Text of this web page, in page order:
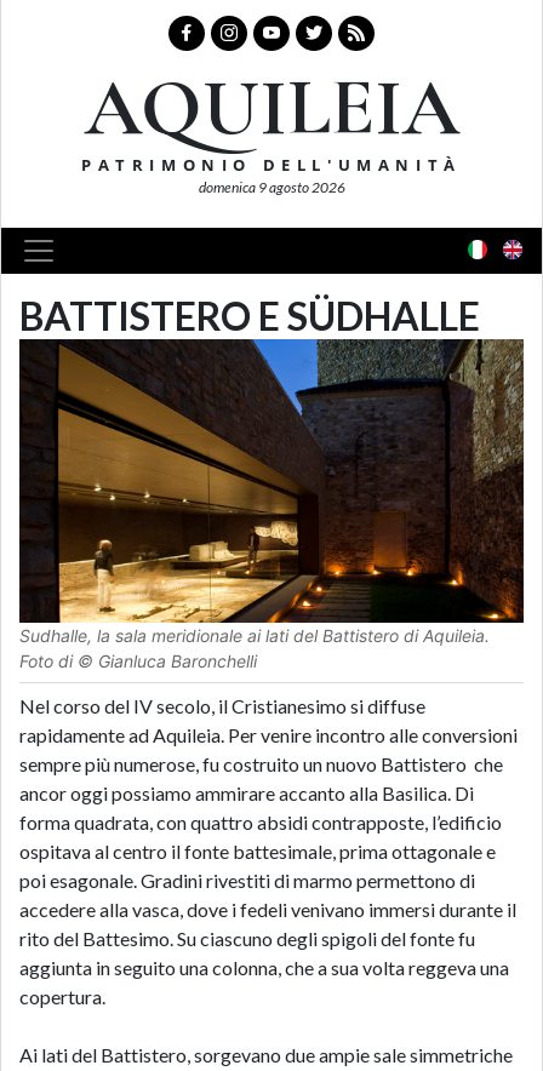
AQUILEIA
PATRIMONIO DELL'UMANITÀ
domenica 9 agosto 2026
BATTISTERO E SÜDHALLE
Sudhalle, la sala meridionale ai lati del Battistero di Aquileia.
Foto di © Gianluca Baronchelli
Nel corso del IV secolo, il Cristianesimo si diffuse
rapidamente ad Aquileia. Per venire incontro alle conversioni
sempre più numerose, fu costruito un nuovo Battistero che
ancor oggi possiamo ammirare accanto alla Basilica. Di
forma quadrata, con quattro absidi contrapposte, l’edificio
ospitava al centro il fonte battesimale, prima ottagonale e
poi esagonale. Gradini rivestiti di marmo permettono di
accedere alla vasca, dove i fedeli venivano immersi durante il
rito del Battesimo. Su ciascuno degli spigoli del fonte fu
aggiunta in seguito una colonna, che a sua volta reggeva una
copertura.
Ai lati del Battistero, sorgevano due ampie sale simmetriche